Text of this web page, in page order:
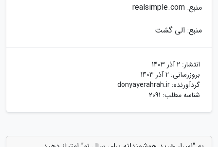
منبع: realsimple.com
منبع: الی گشت
انتشار: 2 آذر 1403
بروزرسانی: 2 آذر 1403
گردآورنده: donyayerahrah.ir
شناسه مطلب: 2091